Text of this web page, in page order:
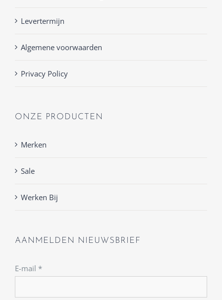
Levertermijn
Algemene voorwaarden
Privacy Policy
ONZE PRODUCTEN
Merken
Sale
Werken Bij
AANMELDEN NIEUWSBRIEF
E-mail *